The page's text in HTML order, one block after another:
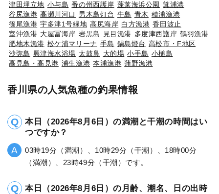
津田埋立地 小与島 番の州西護岸 蓬莱海浜公園 箕浦港
谷尻漁港 高瀬川河口 男木島灯台 牛島 青木 積浦漁港
篠尾漁港 宇多津1号緑地 高尻海岸 白方漁港 香田波止
室沖漁港 大屋冨海岸 岩黒島 見目漁港 多度津西護岸 鶴羽漁港
肥地木漁港 松ケ浦マリーナ 手島 鍋島燈台 高松市・F地区
沙弥島 興津海水浴場 太鼓鼻 大的場 小手島 小槌島
高見島・高見港 浦生漁港 本浦漁港 蒲野漁港
香川県の人気魚種の釣果情報
本日（2026年8月6日）の満潮と干潮の時間はい
つですか？
03時19分（満潮）、10時29分（干潮）、18時00分
（満潮）、23時49分（干潮）です。
本日（2026年8月6日）の月齢、潮名、日の出時